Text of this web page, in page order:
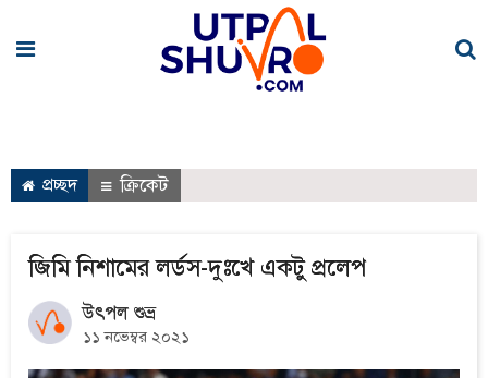
প্রচ্ছদ ক্রিকেট
জিমি নিশামের লর্ডস-দুঃখে একটু প্রলেপ
উৎপল শুভ্র
১১ নভেম্বর ২০২১